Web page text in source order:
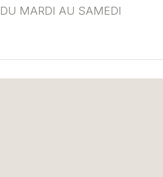
DU MARDI AU SAMEDI